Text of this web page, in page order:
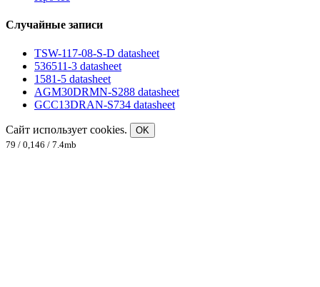
Случайные записи
TSW-117-08-S-D datasheet
536511-3 datasheet
1581-5 datasheet
AGM30DRMN-S288 datasheet
GCC13DRAN-S734 datasheet
Сайт использует cookies.
OK
79 / 0,146 / 7.4mb